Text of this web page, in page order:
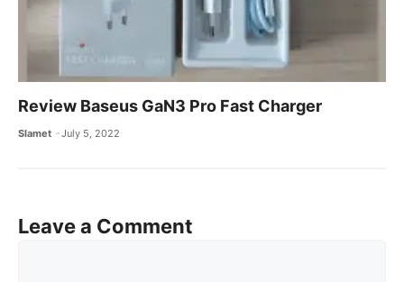
Review Baseus GaN3 Pro Fast Charger
Slamet July 5, 2022
Leave a Comment